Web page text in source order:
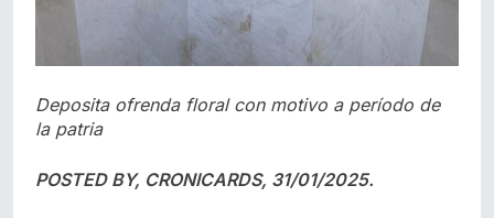
Deposita ofrenda floral con motivo a período de
la patria
POSTED BY, CRONICARDS, 31/01/2025.